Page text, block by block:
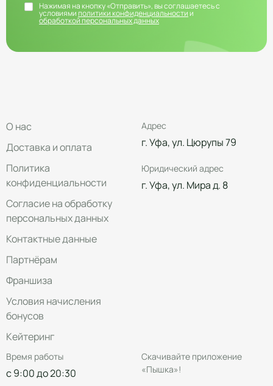
Нажимая на кнопку «Отправить», вы соглашаетесь с
условиямиполитики конфиденциальностии
обработкой персональных данных
О нас
Доставка и оплата
Политика
конфиденциальности
Согласие на обработку
персональных данных
Контактные данные
Партнёрам
Франшиза
Условия начисления
бонусов
Кейтеринг
Адрес
г. Уфа, ул. Цюрупы 79
Юридический адрес
г. Уфа, ул. Мира д. 8
Время работы
с 9:00 до 20:30
Скачивайте приложение
«Пышка»!